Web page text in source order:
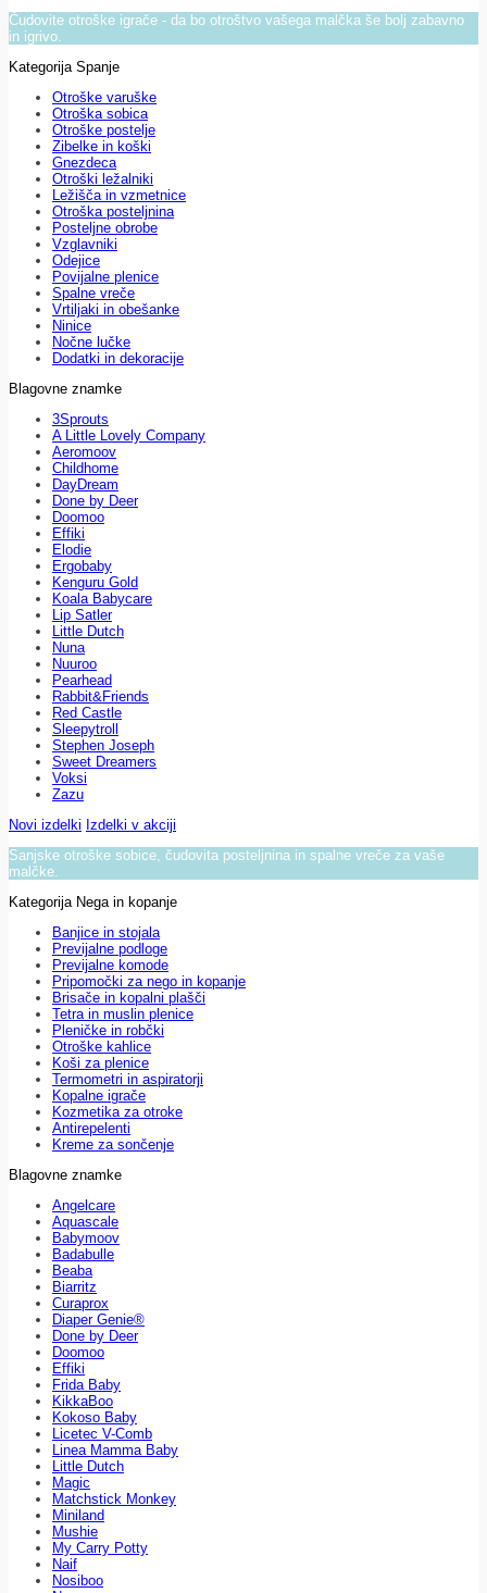
Čudovite otroške igrače - da bo otroštvo vašega malčka še bolj zabavno
in igrivo.
Kategorija Spanje
Otroške varuške
Otroška sobica
Otroške postelje
Zibelke in koški
Gnezdeca
Otroški ležalniki
Ležišča in vzmetnice
Otroška posteljnina
Posteljne obrobe
Vzglavniki
Odejice
Povijalne plenice
Spalne vreče
Vrtiljaki in obešanke
Ninice
Nočne lučke
Dodatki in dekoracije
Blagovne znamke
3Sprouts
A Little Lovely Company
Aeromoov
Childhome
DayDream
Done by Deer
Doomoo
Effiki
Elodie
Ergobaby
Kenguru Gold
Koala Babycare
Lip Satler
Little Dutch
Nuna
Nuuroo
Pearhead
Rabbit&Friends
Red Castle
Sleepytroll
Stephen Joseph
Sweet Dreamers
Voksi
Zazu
Novi izdelki Izdelki v akciji
Sanjske otroške sobice, čudovita posteljnina in spalne vreče za vaše
malčke.
Kategorija Nega in kopanje
Banjice in stojala
Previjalne podloge
Previjalne komode
Pripomočki za nego in kopanje
Brisače in kopalni plašči
Tetra in muslin plenice
Pleničke in robčki
Otroške kahlice
Koši za plenice
Termometri in aspiratorji
Kopalne igrače
Kozmetika za otroke
Antirepelenti
Kreme za sončenje
Blagovne znamke
Angelcare
Aquascale
Babymoov
Badabulle
Beaba
Biarritz
Curaprox
Diaper Genie®
Done by Deer
Doomoo
Effiki
Frida Baby
KikkaBoo
Kokoso Baby
Licetec V-Comb
Linea Mamma Baby
Little Dutch
Magic
Matchstick Monkey
Miniland
Mushie
My Carry Potty
Naif
Nosiboo